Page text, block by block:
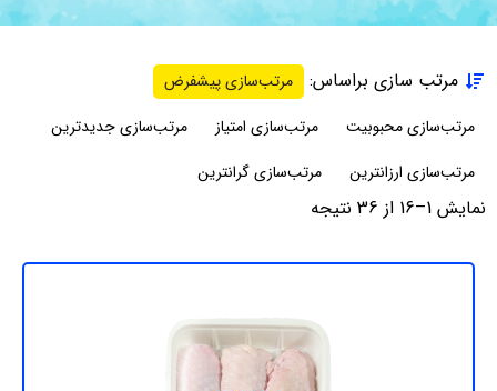
نمایش 1–16 از 36 نتیجه
مرتب سازی براساس:
مرتب‌سازی پیشفرض
مرتب‌سازی محبوبیت
مرتب‌سازی امتیاز
مرتب‌سازی جدیدترین
مرتب‌سازی ارزانترین
مرتب‌سازی گرانترین